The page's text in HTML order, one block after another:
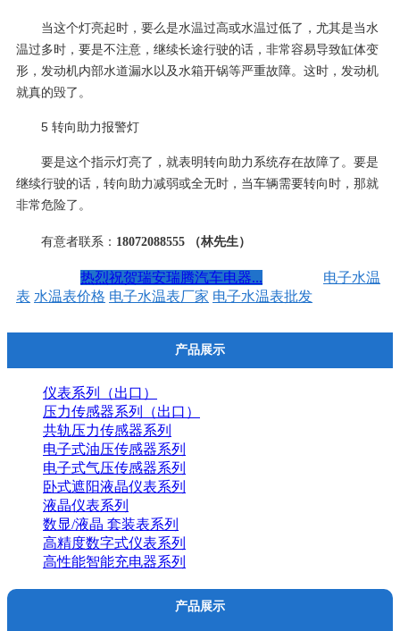
当这个灯亮起时，要么是水温过高或水温过低了，尤其是当水
温过多时，要是不注意，继续长途行驶的话，非常容易导致缸体变
形，发动机内部水道漏水以及水箱开锅等严重故障。这时，发动机
就真的毁了。
5 转向助力报警灯
要是这个指示灯亮了，就表明转向助力系统存在故障了。要是
继续行驶的话，转向助力减弱或全无时，当车辆需要转向时，那就
非常危险了。
有意者联系： 18072088555 （林先生）
热烈祝贺瑞安瑞腾汽车电器...
电子水温
表 水温表价格 电子水温表厂家 电子水温表批发
产品展示
仪表系列（出口）
压力传感器系列（出口）
共轨压力传感器系列
电子式油压传感器系列
电子式气压传感器系列
卧式遮阳液晶仪表系列
液晶仪表系列
数显/液晶 套装表系列
高精度数字式仪表系列
高性能智能充电器系列
产品展示